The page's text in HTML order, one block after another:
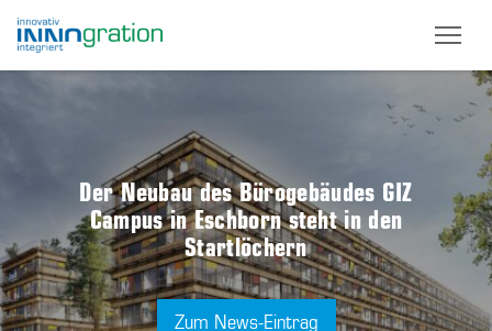
Der Neubau des Bürogebäudes GIZ
Campus in Eschborn steht in den
Startlöchern
Zum News-Eintrag